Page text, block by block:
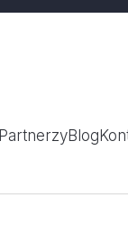
PartnerzyBlog